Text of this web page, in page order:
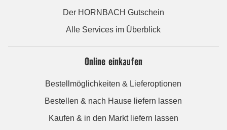
Der HORNBACH Gutschein
Alle Services im Überblick
Online einkaufen
Bestellmöglichkeiten & Lieferoptionen
Bestellen & nach Hause liefern lassen
Kaufen & in den Markt liefern lassen